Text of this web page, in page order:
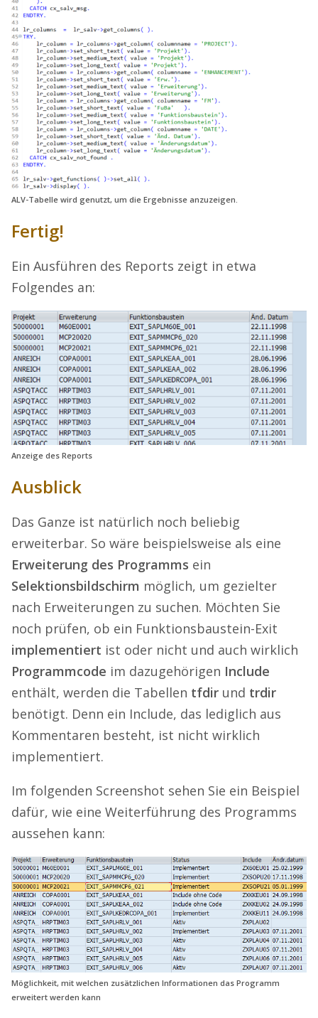
ALV-Tabelle wird genutzt, um die Ergebnisse anzuzeigen.
Fertig!
Ein Ausführen des Reports zeigt in etwa
Folgendes an:
Anzeige des Reports
Ausblick
Das Ganze ist natürlich noch beliebig
erweiterbar. So wäre beispielsweise als eine
Erweiterung des Programms ein
Selektionsbildschirm möglich, um gezielter
nach Erweiterungen zu suchen. Möchten Sie
noch prüfen, ob ein Funktionsbaustein-Exit
implementiert ist oder nicht und auch wirklich
Programmcode im dazugehörigen Include
enthält, werden die Tabellen tfdir und trdir
benötigt. Denn ein Include, das lediglich aus
Kommentaren besteht, ist nicht wirklich
implementiert.
Im folgenden Screenshot sehen Sie ein Beispiel
dafür, wie eine Weiterführung des Programms
aussehen kann:
Möglichkeit, mit welchen zusätzlichen Informationen das Programm
erweitert werden kann